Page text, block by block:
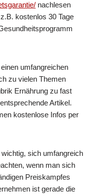
nachlesen
kostenlos 30 Tage
umfangreichen
zu vielen Themen
Ernährung zu fast
Artikel.
kostenlose Infos per
sich umfangreich
wenn man sich
Preiskampfes
ist gerade die